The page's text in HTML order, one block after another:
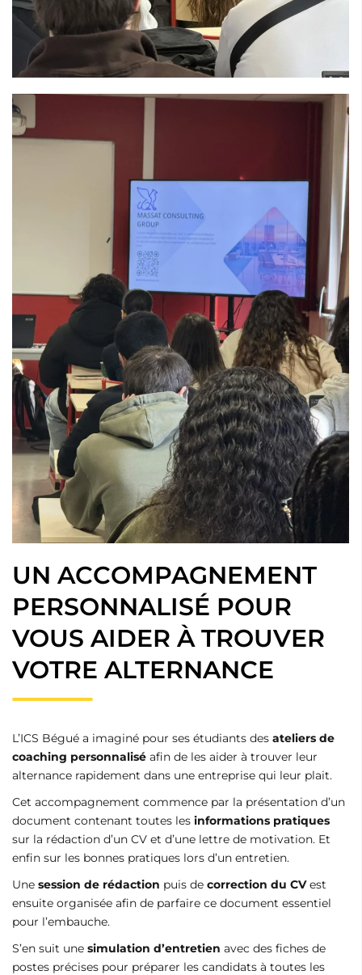
UN ACCOMPAGNEMENT
PERSONNALISÉ POUR
VOUS AIDER À TROUVER
VOTRE ALTERNANCE
L’ICS Bégué a imaginé pour ses étudiants des ateliers de
coaching personnalisé afin de les aider à trouver leur
alternance rapidement dans une entreprise qui leur plait.
Cet accompagnement commence par la présentation d’un
document contenant toutes les informations pratiques
sur la rédaction d’un CV et d’une lettre de motivation. Et
enfin sur les bonnes pratiques lors d’un entretien.
Une session de rédaction puis de correction du CVest
ensuite organisée afin de parfaire ce document essentiel
pour l’embauche.
S’en suit une simulation d’entretien avec des fiches de
postes précises pour préparer les candidats à toutes les